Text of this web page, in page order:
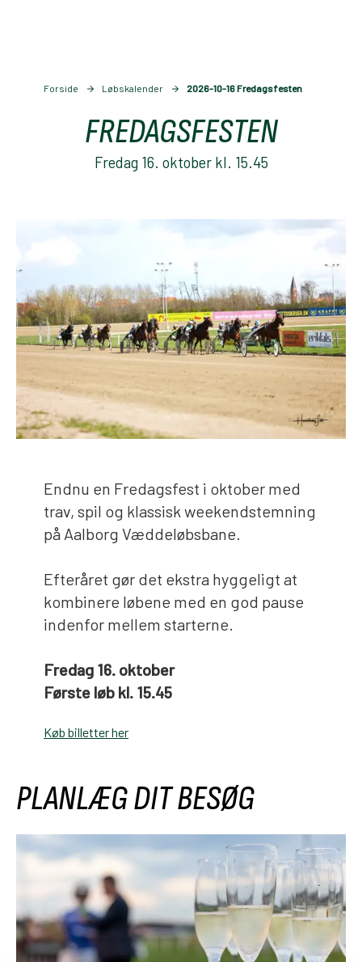
Forside Løbskalender 2026-10-16 Fredagsfesten
FREDAGSFESTEN
Fredag 16. oktober kl. 15.45
Endnu en Fredagsfest i oktober med
trav, spil og klassisk weekendstemning
på Aalborg Væddeløbsbane.
Efteråret gør det ekstra hyggeligt at
kombinere løbene med en god pause
indenfor mellem starterne.
Fredag 16. oktober
Første løb kl. 15.45
Køb billetter her
PLANLÆG DIT BESØG